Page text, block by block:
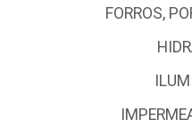
FORROS,